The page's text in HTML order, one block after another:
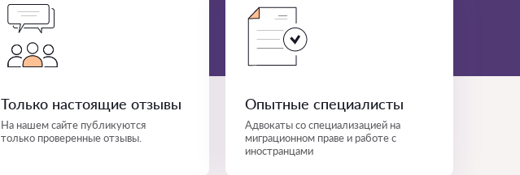
Только настоящие отзывы
На нашем сайте публикуются
только проверенные отзывы.
Опытные специалисты
Адвокаты со специализацией на
миграционном праве и работе с
иностранцами